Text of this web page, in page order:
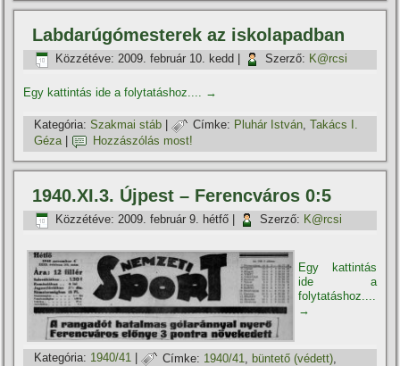
Labdarúgómesterek az iskolapadban
Közzétéve: 2009. február 10. kedd Szerző: K@rcsi
Egy kattintás ide a folytatáshoz.... →
Kategória: Szakmai stáb | Címke: Pluhár István,Takács I.
Géza| Hozzászólás most!
1940.XI.3. Újpest – Ferencváros 0:5
Közzétéve: 2009. február 9. hétfő Szerző: K@rcsi
Egy kattintás
ide a
folytatáshoz....
→
Kategória: 1940/41 | Címke: 1940/41 büntető (védett)